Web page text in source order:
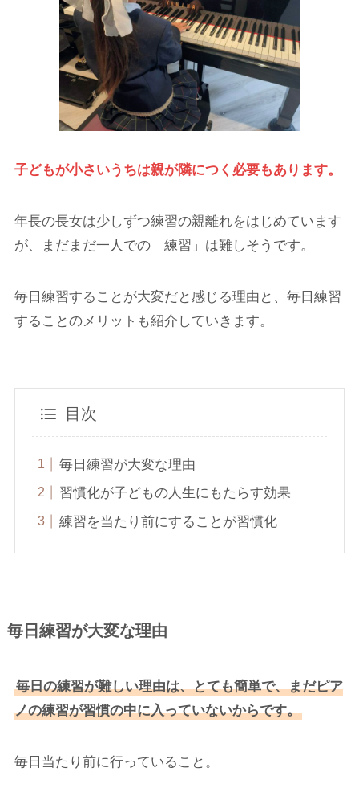
子どもが小さいうちは親が隣につく必要もあります。
年長の長女は少しずつ練習の親離れをはじめています
が、まだまだ一人での「練習」は難しそうです。
毎日練習することが大変だと感じる理由と、毎日練習
することのメリットも紹介していきます。
目次
毎日練習が大変な理由
習慣化が子どもの人生にもたらす効果
練習を当たり前にすることが習慣化
毎日練習が大変な理由
毎日の練習が難しい理由は、とても簡単で、まだピア
ノの練習が習慣の中に入っていないからです。
毎日当たり前に行っていること。